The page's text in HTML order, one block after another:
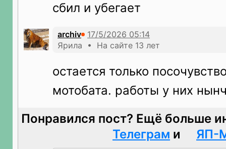
сбил и убегает
archiv
Ярила • На сайте 13 лет
остается только
мотобата. работы у них
Понравился пост? Ещё больше
Телеграм и ЯП-